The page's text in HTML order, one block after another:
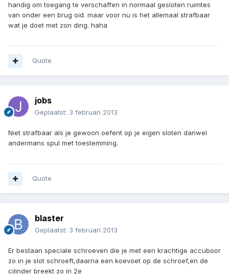
handig om toegang te verschaffen in normaal gesloten ruimtes
van onder een brug oid. maar voor nu is het allemaal strafbaar
wat je doet met zon ding. haha
Quote
jobs
Geplaatst: 3 februari 2013
Niet strafbaar als je gewoon oefent op je eigen sloten danwel
andermans spul met toestemming.
Quote
blaster
Geplaatst: 3 februari 2013
Er bestaan speciale schroeven die je met een krachtige accuboor
zo in je slot schroeft,daarna een koevoet op de schroef,en de
cilinder breekt zo in 2e